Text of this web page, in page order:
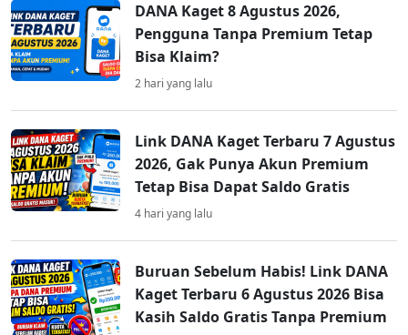
DANA Kaget 8 Agustus 2026,
Pengguna Tanpa Premium Tetap
Bisa Klaim?
2 hari yang lalu
Link DANA Kaget Terbaru 7 Agustus
2026, Gak Punya Akun Premium
Tetap Bisa Dapat Saldo Gratis
4 hari yang lalu
Buruan Sebelum Habis! Link DANA
Kaget Terbaru 6 Agustus 2026 Bisa
Kasih Saldo Gratis Tanpa Premium